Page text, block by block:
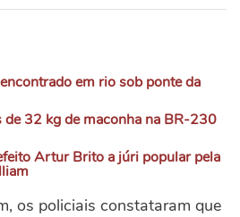
em rio sob ponte da
de 32 kg de maconha na BR-230
Artur Brito a júri popular pela
os policiais constataram que